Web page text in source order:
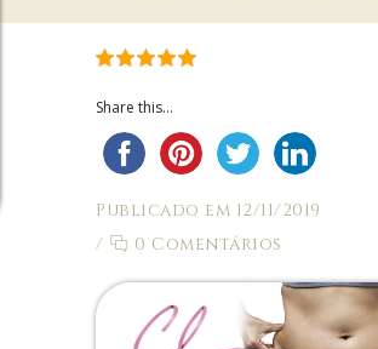
Share this...
Publicado em 12/11/2019
/
0 Comentários